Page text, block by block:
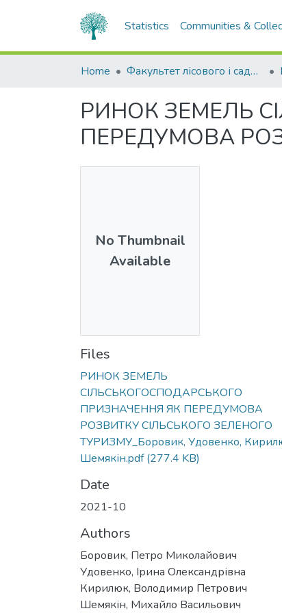
Statistics Communities &
Home Факультет лісового і садово-паркового господарства
РИНОК ЗЕМЕЛЬ
ПЕРЕДУМОВА
No Thumbnail
Available
Files
РИНОК ЗЕМЕЛЬ
СІЛЬСЬКОГОСПОДАРСЬКОГО
ПРИЗНАЧЕННЯ ЯК ПЕРЕДУМОВА
РОЗВИТКУ СІЛЬСЬКОГО ЗЕЛЕНОГО
ТУРИЗМУ_Боровик, Удовенко,
Шемякін.pdf (277.4 KB)
Date
2021-10
Authors
Боровик, Петро Миколайович
Удовенко, Ірина Олександрівна
Кирилюк, Володимир Петрович
Шемякін, Михайло Васильович